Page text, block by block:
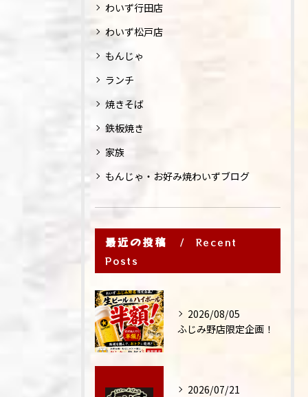
わいず行田店
わいず松戸店
もんじゃ
ランチ
焼きそば
鉄板焼き
家族
もんじゃ・お好み焼わいずブログ
最近の投稿
Recent
Posts
2026/08/05
ふじみ野店限定企画！
2026/07/21